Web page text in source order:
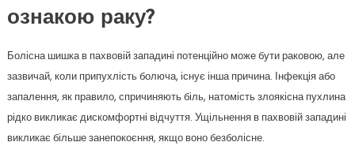
ознакою раку?
Болісна шишка в пахвовій западині потенційно може бути раковою, але
зазвичай, коли припухлість болюча, існує інша причина. Інфекція або
запалення, як правило, спричиняють біль, натомість злоякісна пухлина
рідко викликає дискомфортні відчуття. Ущільнення в пахвовій западині
викликає більше занепокоєння, якщо воно безболісне.